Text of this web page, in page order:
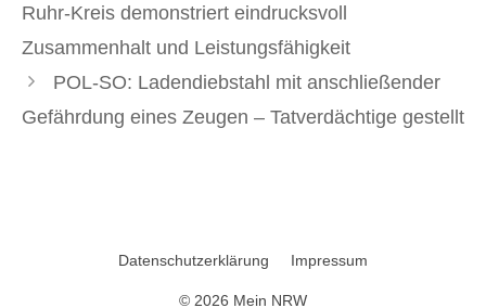
Ruhr-Kreis demonstriert eindrucksvoll
Zusammenhalt und Leistungsfähigkeit
POL-SO: Ladendiebstahl mit anschließender
Gefährdung eines Zeugen – Tatverdächtige gestellt
Datenschutzerklärung Impressum
© 2026 Mein NRW